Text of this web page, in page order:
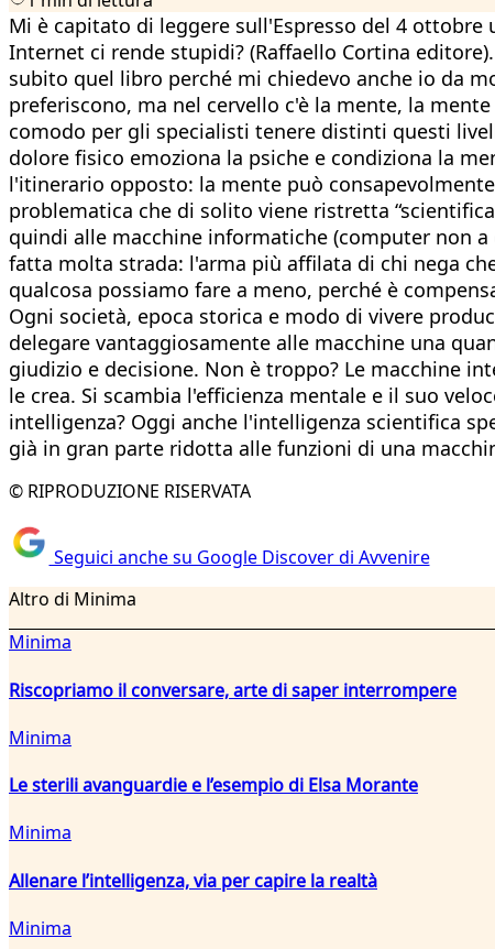
Mi è capitato di leggere sull'Espresso del 4
Internet ci rende stupidi? (Raffaello Cortina
subito quel libro perché mi chiedevo anche io da
preferiscono, ma nel cervello c'è la mente, la
comodo per gli specialisti tenere distinti questi
dolore fisico emoziona la psiche e condiziona la
l'itinerario opposto: la mente può
problematica che di solito viene ristretta
quindi alle macchine informatiche (computer non
fatta molta strada: l'arma più affilata di chi nega
qualcosa possiamo fare a meno, perché è
Ogni società, epoca storica e modo di vivere
delegare vantaggiosamente alle macchine una
giudizio e decisione. Non è troppo? Le macchine
le crea. Si scambia l'efficienza mentale e il suo
intelligenza? Oggi anche l'intelligenza scientifica
già in gran parte ridotta alle funzioni di una
© RIPRODUZIONE RISERVATA
Seguici anche su Google Discover di Avvenire
Altro di Minima
Minima
Riscopriamo il conversare, arte di saper interrompere
Minima
Le sterili avanguardie e l’esempio di Elsa Morante
Minima
Allenare l’intelligenza, via per capire la realtà
Minima